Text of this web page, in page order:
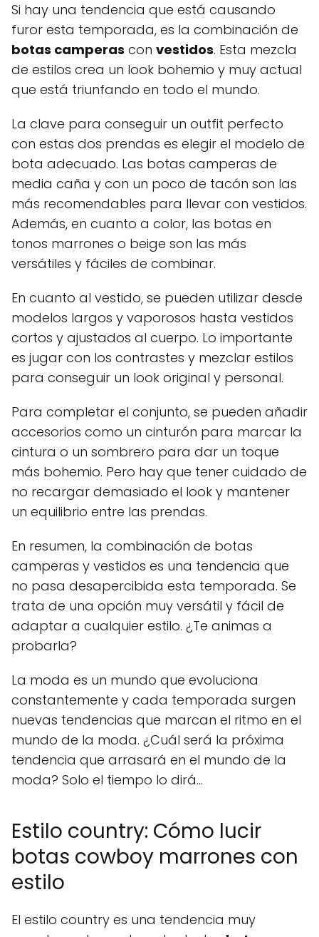
Si hay una tendencia que está causando
furor esta temporada, es la combinación de
botas camperas con vestidos. Esta mezcla
de estilos crea un look bohemio y muy actual
que está triunfando en todo el mundo.
La clave para conseguir un outfit perfecto
con estas dos prendas es elegir el modelo de
bota adecuado. Las botas camperas de
media caña y con un poco de tacón son las
más recomendables para llevar con vestidos.
Además, en cuanto a color, las botas en
tonos marrones o beige son las más
versátiles y fáciles de combinar.
En cuanto al vestido, se pueden utilizar desde
modelos largos y vaporosos hasta vestidos
cortos y ajustados al cuerpo. Lo importante
es jugar con los contrastes y mezclar estilos
para conseguir un look original y personal.
Para completar el conjunto, se pueden añadir
accesorios como un cinturón para marcar la
cintura o un sombrero para dar un toque
más bohemio. Pero hay que tener cuidado de
no recargar demasiado el look y mantener
un equilibrio entre las prendas.
En resumen, la combinación de botas
camperas y vestidos es una tendencia que
no pasa desapercibida esta temporada. Se
trata de una opción muy versátil y fácil de
adaptar a cualquier estilo. ¿Te animas a
probarla?
La moda es un mundo que evoluciona
constantemente y cada temporada surgen
nuevas tendencias que marcan el ritmo en el
mundo de la moda. ¿Cuál será la próxima
tendencia que arrasará en el mundo de la
moda? Solo el tiempo lo dirá…
Estilo country: Cómo lucir
botas cowboy marrones con
estilo
El estilo country es una tendencia muy